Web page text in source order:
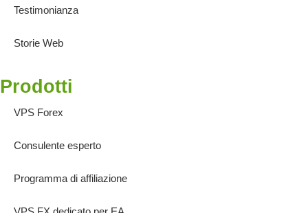
Testimonianza
Storie Web
Prodotti
VPS Forex
Consulente esperto
Programma di affiliazione